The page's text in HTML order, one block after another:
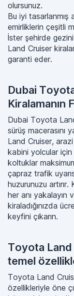
olursunuz.
Bu iyi tasarlanmış
emirliklerin çeşitli
İster şehirde
Land Cruiser
garanti eder.
Dubai
Kiralamanın
Dubai Toyota
sürüş macerasını
Land Cruiser,
kabini yolcular
koltuklar
çapraz trafik
huzurunuzu
her anı
kiraladığınızda
keyfini çıkarın.
Toyota
temel
Toyota Land
özellikleriyle öne